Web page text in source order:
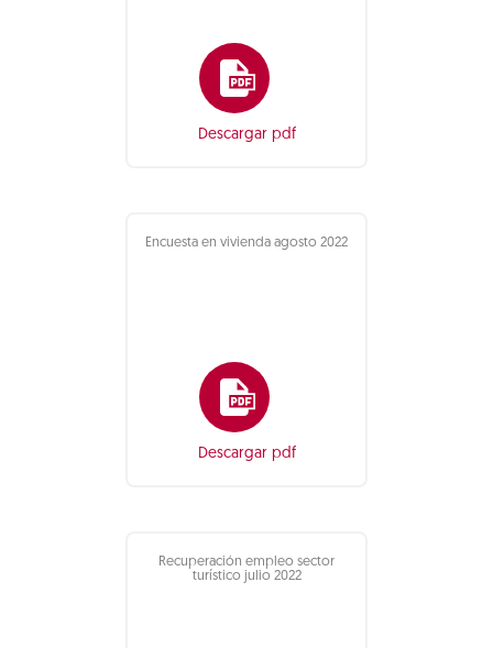
Descargar pdf
Encuesta en vivienda agosto 2022
Descargar pdf
Recuperación empleo sector
turístico julio 2022